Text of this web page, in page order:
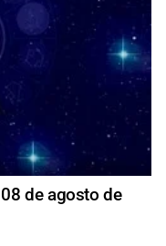
de agosto de